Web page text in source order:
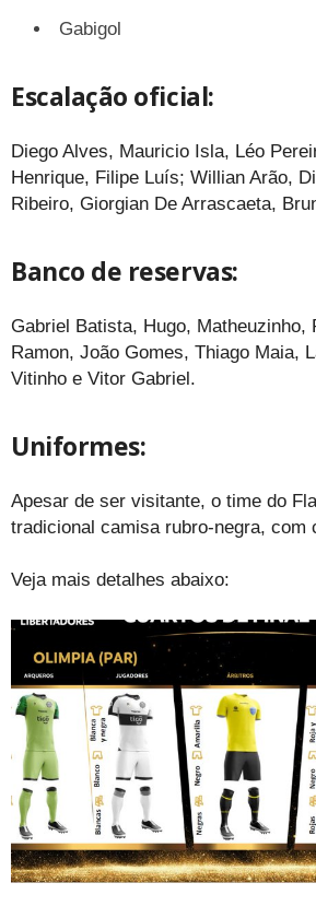
Gabigol
Escalação oficial:
Diego Alves, Mauricio Isla, Léo
Henrique, Filipe Luís; Willian Arão,
Ribeiro, Giorgian De Arrascaeta,
Banco de reservas:
Gabriel Batista, Hugo, Matheuzinho,
Ramon, João Gomes, Thiago Maia,
Vitinho e Vitor Gabriel.
Uniformes:
Apesar de ser visitante, o time do
tradicional camisa rubro-negra, com
Veja mais detalhes abaixo: